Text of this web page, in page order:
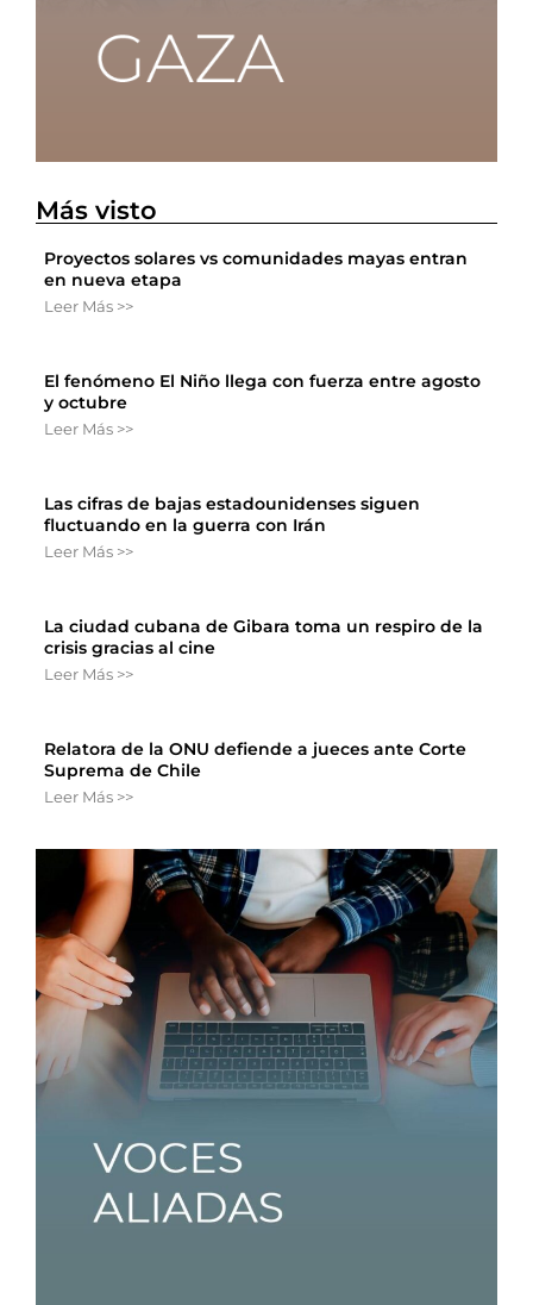
Más visto
Proyectos solares vs comunidades mayas entran
en nueva etapa
Leer Más >>
El fenómeno El Niño llega con fuerza entre agosto
y octubre
Leer Más >>
Las cifras de bajas estadounidenses siguen
fluctuando en la guerra con Irán
Leer Más >>
La ciudad cubana de Gibara toma un respiro de la
crisis gracias al cine
Leer Más >>
Relatora de la ONU defiende a jueces ante Corte
Suprema de Chile
Leer Más >>